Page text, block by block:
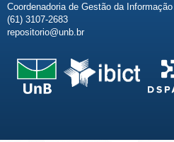
Coordenadoria de Gestão da
(61) 3107-2683
repositorio@unb.br